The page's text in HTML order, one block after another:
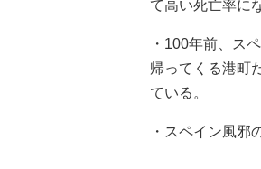
て高い死亡率に
・100年前、ス
帰ってくる港町
ている。
・スペイン風邪